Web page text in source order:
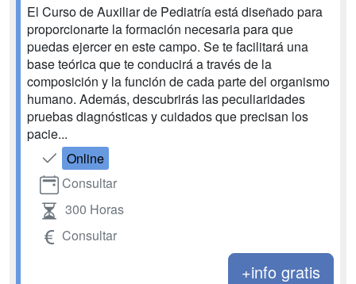
El Curso de Auxiliar de Pediatría está diseñado para
proporcionarte la formación necesaria para que
puedas ejercer en este campo. Se te facilitará una
base teórica que te conducirá a través de la
composición y la función de cada parte del organismo
humano. Además, descubrirás las peculiaridades
pruebas diagnósticas y cuidados que precisan los
pacie...
Online
Consultar
300 Horas
Consultar
+info gratis